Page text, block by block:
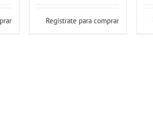
Registrate para comprar